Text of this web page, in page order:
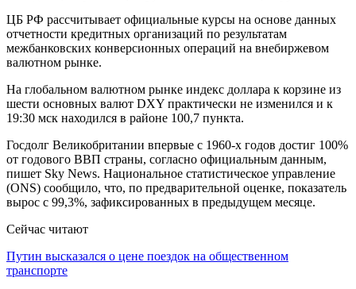
ЦБ РФ рассчитывает официальные курсы на основе данных
отчетности кредитных организаций по результатам
межбанковских конверсионных операций на внебиржевом
валютном рынке.
На глобальном валютном рынке индекс доллара к корзине из
шести основных валют DXY практически не изменился и к
19:30 мск находился в районе 100,7 пункта.
Госдолг Великобритании впервые с 1960-х годов достиг 100%
от годового ВВП страны, согласно официальным данным,
пишет Sky News. Национальное статистическое управление
(ONS) сообщило, что, по предварительной оценке, показатель
вырос с 99,3%, зафиксированных в предыдущем месяце.
Сейчас читают
Путин высказался о цене поездок на общественном
транспорте